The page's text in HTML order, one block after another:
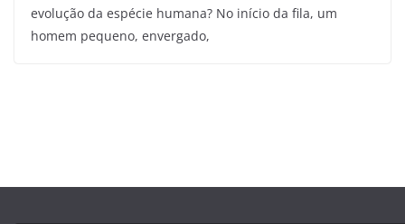
evolução da espécie humana? No início da fila, um
homem pequeno, envergado,